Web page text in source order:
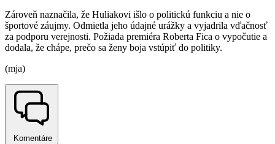
Zároveň naznačila, že Huliakovi išlo o politickú funkciu a nie o
športové záujmy. Odmietla jeho údajné urážky a vyjadrila vďačnosť
za podporu verejnosti. Požiada premiéra Roberta Fica o vypočutie a
dodala, že chápe, prečo sa ženy boja vstúpiť do politiky.
(mja)
Komentáre